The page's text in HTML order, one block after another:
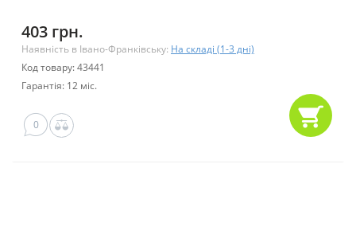
403 грн.
Наявність в Івано-Франківську: На складі (1-3 дні)
Код товару: 43441
Гарантія: 12 міс.
0